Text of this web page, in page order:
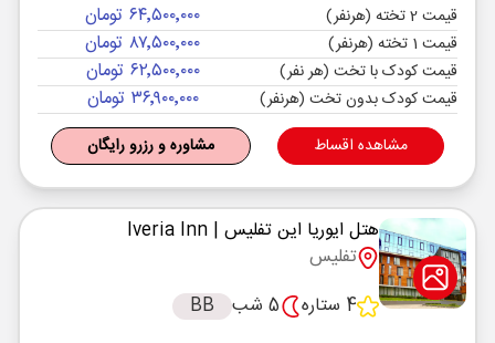
قیمت 2 تخته (هرنفر) ۶۴٬۵۰۰٬۰۰۰ تومان
قیمت 1 تخته (هرنفر) ۸۷٬۵۰۰٬۰۰۰ تومان
قیمت کودک با تخت (هر نفر) ۶۲٬۵۰۰٬۰۰۰ تومان
قیمت کودک بدون تخت (هرنفر) ۳۶٬۹۰۰٬۰۰۰ تومان
مشاهده اقساط مشاوره و رزرو رایگان
هتل ایوریا این تفلیس | Iveria Inn
تفلیس
4 ستاره
5 شب BB